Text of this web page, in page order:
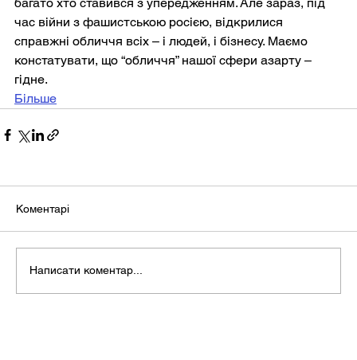
час війни з фашистською росією, відкрилися
справжні обличчя всіх – і людей, і бізнесу. Маємо
констатувати, що “обличчя” нашої сфери азарту –
гідне.
Більше
Коментарі
Написати коментар...